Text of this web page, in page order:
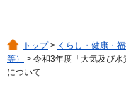
トップ> くらし・健康・
等）
> 令和3年度「大気及び水
について